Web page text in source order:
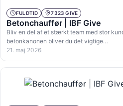
FULDTID 7323 GIVE
Betonchauffør | IBF Give
Bliv en del af et stærkt team med stor
betonkanonen bliver du det vigtige…
21. maj 2026